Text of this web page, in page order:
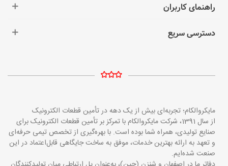
راهنمای کاربران
دسترسی سریع
مایکروالکام؛ تجربه‌ای بیش از یک دهه در تأمین قطعات الکترونیک
از سال 1391، شرکت مایکروالکام با تمرکز بر تأمین قطعات الکترونیک برای
صنایع تولیدی، همراه شما بوده است. با بهره‌گیری از تخصص تیمی حرفه‌ای
و تعهد به ارائه بهترین خدمات، موفق به ساخت جایگاهی قابل‌اعتماد در این
صنعت شده‌ایم.